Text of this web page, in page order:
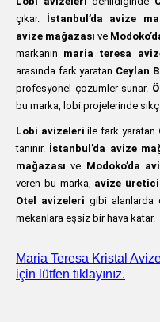
çıkar. İstanbul’da avize
avize mağazası ve
markanın maria teresa
arasında fark yaratan Ceylan
profesyonel çözümler sunar.
bu marka, lobi projelerinde
Lobi avizeleri ile fark yaratan
tanınır. İstanbul’da avize
mağazası ve Modoko’da
veren bu marka, avize
Otel avizeleri gibi alanlarda
mekanlara eşsiz bir hava katar.
Maria Teresa Kristal
için lütfen tıklayınız.